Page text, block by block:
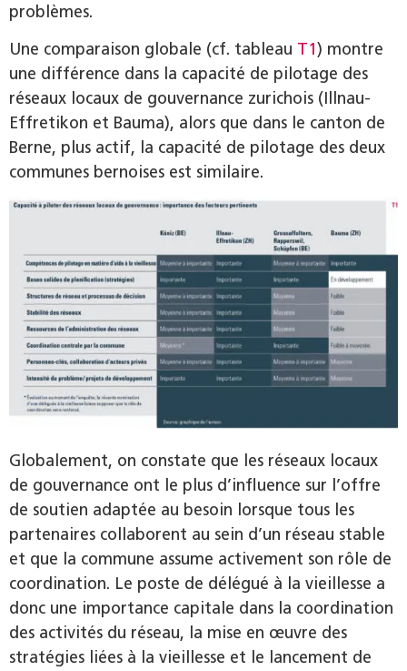
problèmes.
Une comparaison globale (cf. tableau T1) montre
une différence dans la capacité de pilotage des
réseaux locaux de gouvernance zurichois (Illnau-
Effretikon et Bauma), alors que dans le canton de
Berne, plus actif, la capacité de pilotage des deux
communes bernoises est similaire.
Globalement, on constate que les réseaux locaux
de gouvernance ont le plus d’influence sur l’offre
de soutien adaptée au besoin lorsque tous les
partenaires collaborent au sein d’un réseau stable
et que la commune assume activement son rôle de
coordination. Le poste de délégué à la vieillesse a
donc une importance capitale dans la coordination
des activités du réseau, la mise en œuvre des
stratégies liées à la vieillesse et le lancement de